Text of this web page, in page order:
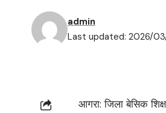
Last updated: 2026/
admin
आगरा: जिला बेसिक